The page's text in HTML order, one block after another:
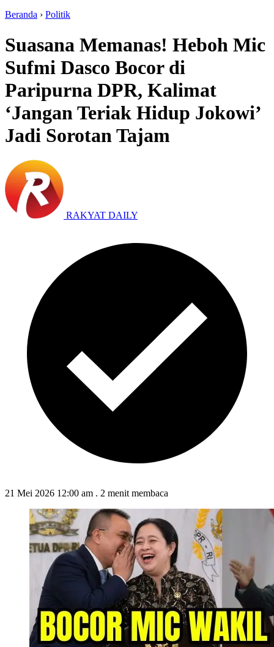
Beranda › Politik
Suasana Memanas! Heboh Mic
Sufmi Dasco Bocor di
Paripurna DPR, Kalimat
‘Jangan Teriak Hidup Jokowi’
Jadi Sorotan Tajam
RAKYAT DAILY
21 Mei 2026 12:00 am . 2 menit membaca